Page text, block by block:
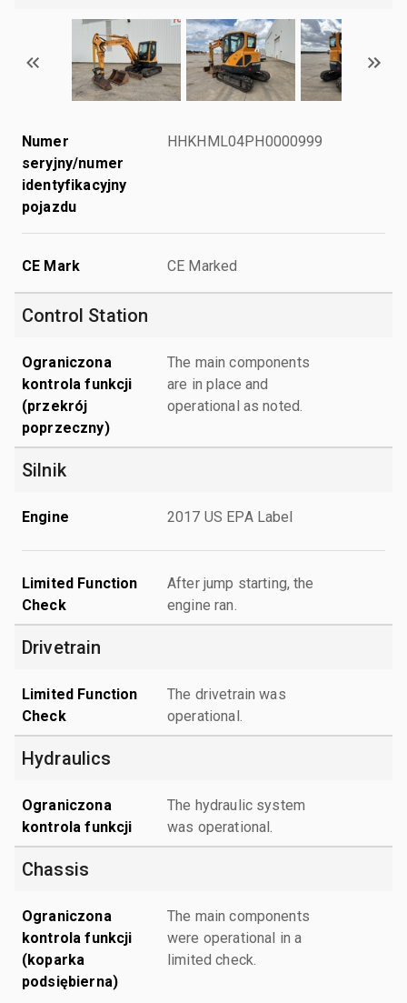
Numer
seryjny/numer
identyfikacyjny
pojazdu
HHKHML04PH0000999
CE Mark CE Marked
Control Station
Ograniczona
kontrola funkcji
(przekrój
poprzeczny)
The main components
are in place and
operational as noted.
Silnik
Engine 2017 US EPA Label
Limited Function
Check
After jump starting, the
engine ran.
Drivetrain
Limited Function
Check
The drivetrain was
operational.
Hydraulics
Ograniczona
kontrola funkcji
The hydraulic system
was operational.
Chassis
Ograniczona
kontrola funkcji
(koparka
podsiębierna)
The main components
were operational in a
limited check.